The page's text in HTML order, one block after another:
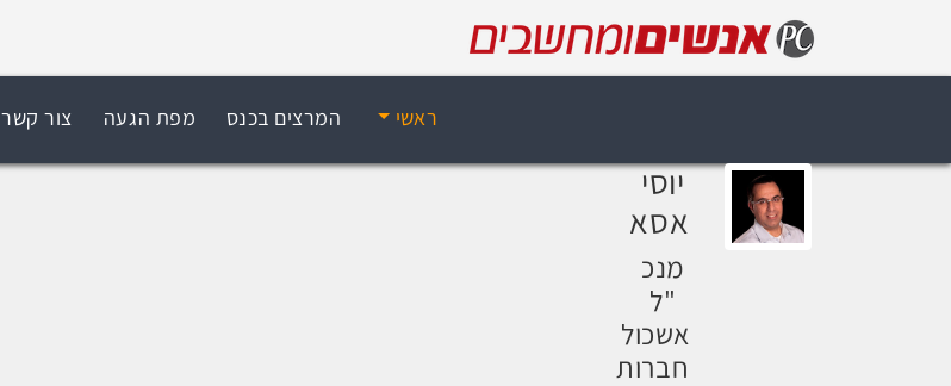
ראשי המרצים בכנס מפת הגעה צור קשר
יוסי
אסא
מנכ
"ל
אשכול
חברות